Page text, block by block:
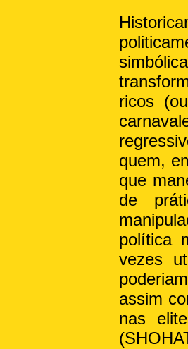
ricos
quem,
que
de
política
vezes
assim
nas